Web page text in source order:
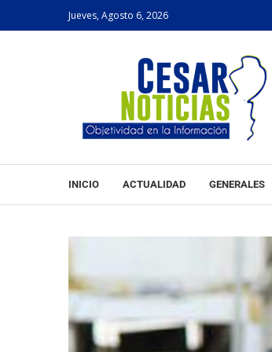
Jueves, Agosto 6, 2026
INICIO ACTUALIDAD GENERALES